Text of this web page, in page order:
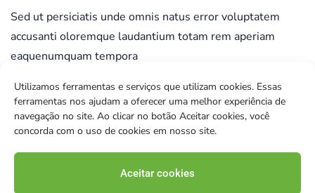
Utilizamos ferramentas e serviços que utilizam cookies. Essas
ferramentas nos ajudam a oferecer uma melhor experiência de
navegação no site. Ao clicar no botão Aceitar cookies, você
concorda com o uso de cookies em nosso site.
Aceitar cookies
Sed ut persiciatis unde omnis natus error voluptatem
accusanti oloremque laudantium totam rem aperiam
eaquenumquam tempora